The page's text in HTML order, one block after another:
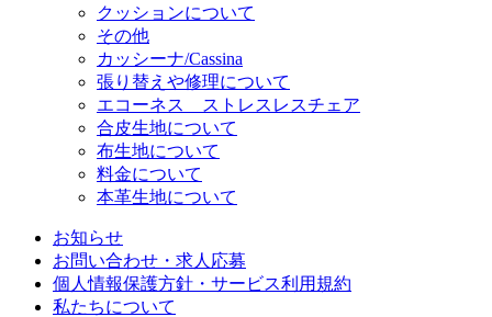
クッションについて
その他
カッシーナ/Cassina
張り替えや修理について
エコーネス ストレスレスチェア
合皮生地について
布生地について
料金について
本革生地について
お知らせ
お問い合わせ・求人応募
個人情報保護方針・サービス利用規約
私たちについて